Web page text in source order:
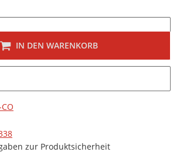
IN DEN WARENKORB
zur Produktsicherheit